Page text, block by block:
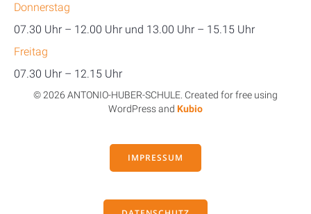
Donnerstag
07.30 Uhr – 12.00 Uhr und 13.00 Uhr – 15.15 Uhr
Freitag
07.30 Uhr – 12.15 Uhr
© 2026 ANTONIO-HUBER-SCHULE. Created for free using
WordPress and Kubio
IMPRESSUM